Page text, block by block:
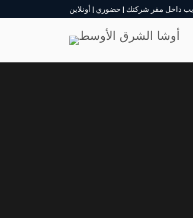
داخل مقر شركتك | حضوري | أونلاين